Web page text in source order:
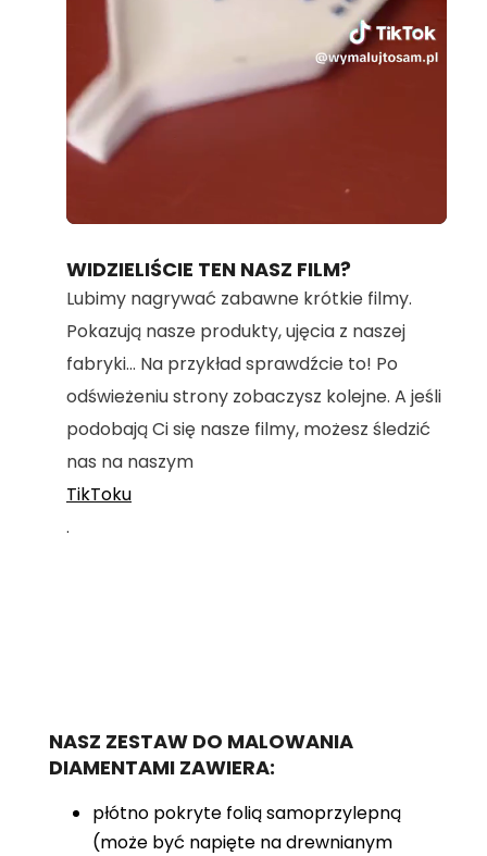
100.00%
WIDZIELIŚCIE TEN NASZ FILM?
Lubimy nagrywać zabawne krótkie filmy.
Pokazują nasze produkty, ujęcia z naszej
fabryki... Na przykład sprawdźcie to! Po
odświeżeniu strony zobaczysz kolejne. A jeśli
podobają Ci się nasze filmy, możesz śledzić
nas na naszym
TikToku
.
NASZ ZESTAW DO MALOWANIA
DIAMENTAMI ZAWIERA:
płótno pokryte folią samoprzylepną
(może być napięte na drewnianym